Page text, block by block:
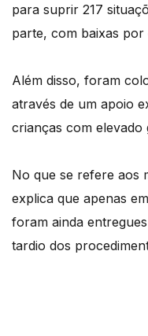
para suprir 217
parte, com baixas por
Além disso, foram
através de um apoio
crianças com elevado
No que se refere aos
explica que apenas
foram ainda
tardio dos